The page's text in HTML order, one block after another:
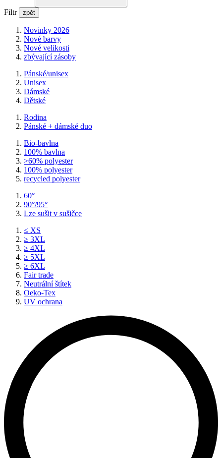
Filtr zpět
Novinky 2026
Nové barvy
Nové velikosti
zbývající zásoby
Pánské/unisex
Unisex
Dámské
Dětské
Rodina
Pánské + dámské duo
Bio-bavlna
100% bavlna
>60% polyester
100% polyester
recycled polyester
60°
90°/95°
Lze sušit v sušičce
≤ XS
≥ 3XL
≥ 4XL
≥ 5XL
≥ 6XL
Fair trade
Neutrální štítek
Oeko-Tex
UV ochrana